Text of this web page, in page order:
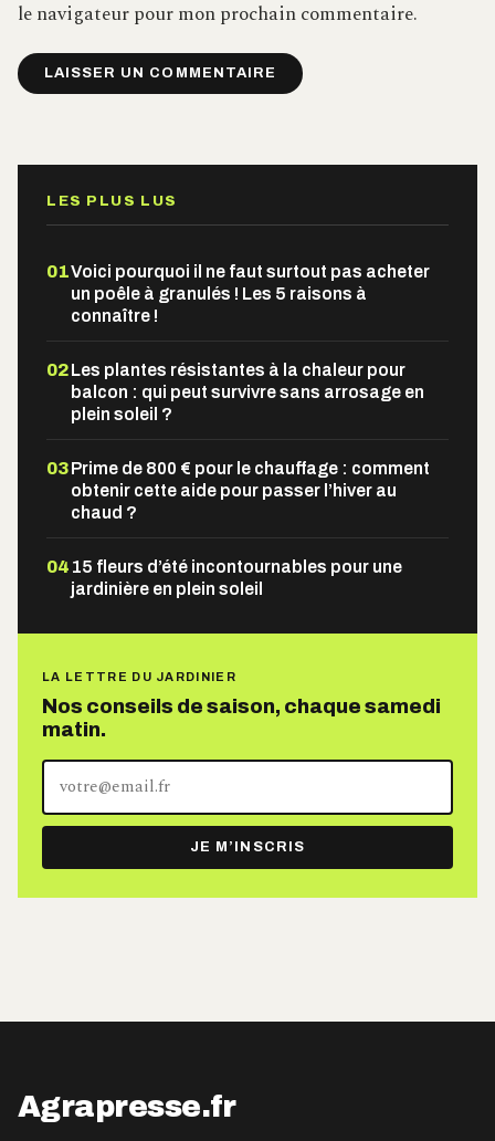
le navigateur pour mon prochain commentaire.
LES PLUS LUS
01Voici pourquoi il ne faut surtout pas acheter
un poêle à granulés ! Les 5 raisons à
connaître !
02Les plantes résistantes à la chaleur pour
balcon : qui peut survivre sans arrosage en
plein soleil ?
03Prime de 800 € pour le chauffage : comment
obtenir cette aide pour passer l’hiver au
chaud ?
04 15 fleurs d’été incontournables pour une
jardinière en plein soleil
LA LETTRE DU JARDINIER
Nos conseils de saison, chaque samedi
matin.
Votre
adresse
e-
mail
JE M’INSCRIS
Agrapresse.fr